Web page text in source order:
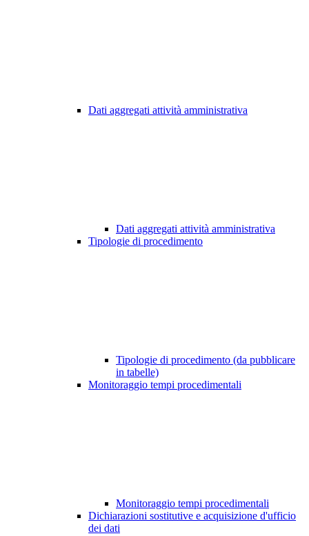
Dati aggregati attività amministrativa
Dati aggregati attività amministrativa
Tipologie di procedimento
Tipologie di procedimento (da pubblicare
in tabelle)
Monitoraggio tempi procedimentali
Monitoraggio tempi procedimentali
Dichiarazioni sostitutive e acquisizione d'ufficio
dei dati